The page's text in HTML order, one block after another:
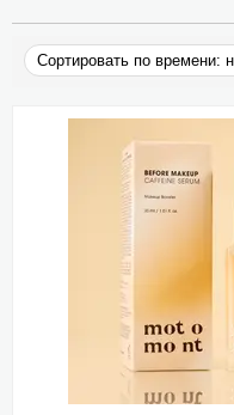
Сортировать по времени: